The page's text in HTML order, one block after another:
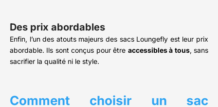
Des prix abordables
Enfin, l’un des atouts majeurs des sacs Loungefly est leur prix
abordable. Ils sont conçus pour être accessibles à tous, sans
sacrifier la qualité ni le style.
Comment choisir un sac